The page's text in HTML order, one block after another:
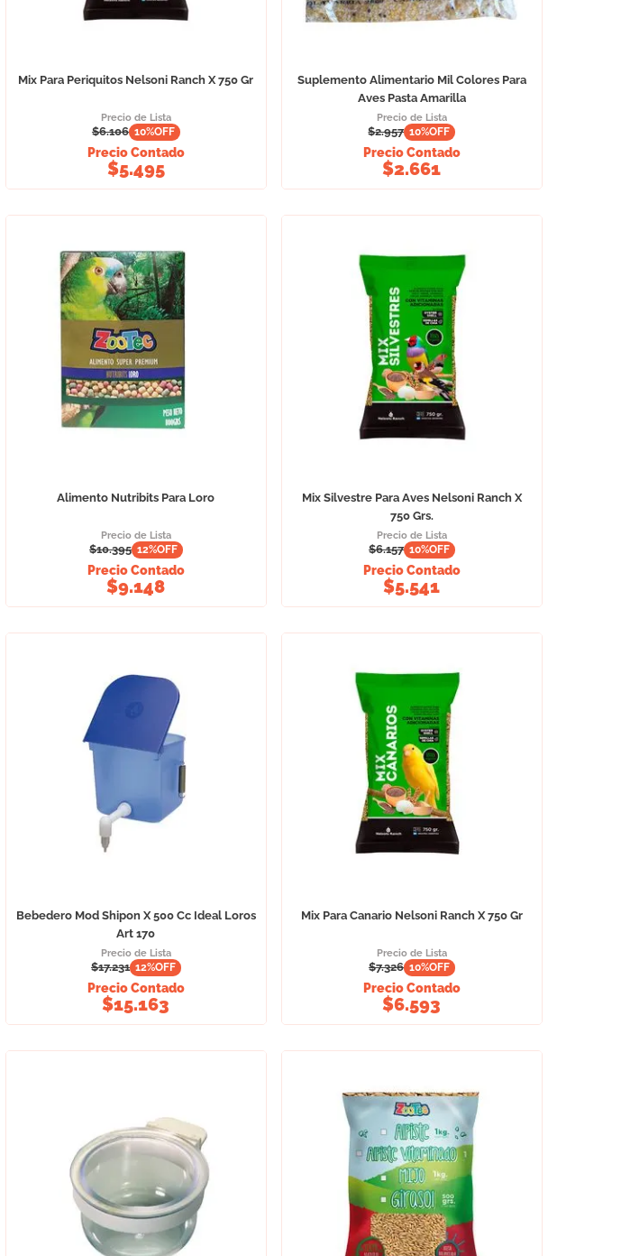
Mix Para Periquitos Nelsoni Ranch X 750 Gr
Precio de Lista
$6.106 10%OFF
Precio Contado
$5.495
Suplemento Alimentario Mil Colores Para
Aves Pasta Amarilla
Precio de Lista
$2.957 10%OFF
Precio Contado
$2.661
Alimento Nutribits Para Loro
Precio de Lista
$10.395 12%OFF
Precio Contado
$9.148
Mix Silvestre Para Aves Nelsoni Ranch X
750 Grs.
Precio de Lista
$6.157 10%OFF
Precio Contado
$5.541
Bebedero Mod Shipon X 500 Cc Ideal Loros
Art 170
Precio de Lista
$17.231 12%OFF
Precio Contado
$15.163
Mix Para Canario Nelsoni Ranch X 750 Gr
Precio de Lista
$7.326 10%OFF
Precio Contado
$6.593